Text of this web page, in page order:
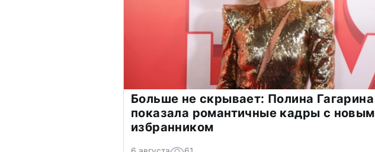
Больше не скрывает: Полина Гагарина
показала романтичные кадры с новым
избранником